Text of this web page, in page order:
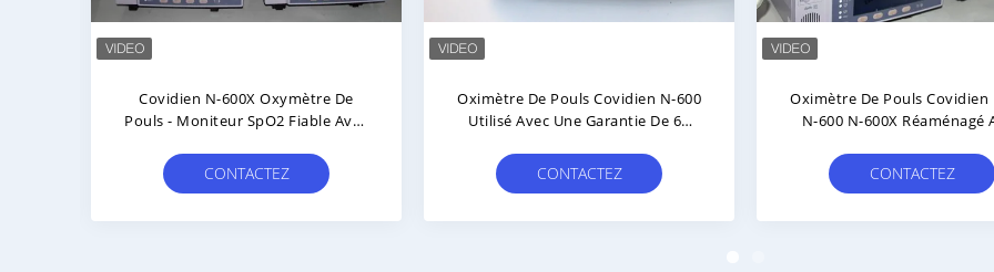
595 N-600 N-600X A Employé
L'oxymètre D'impulsion/la
Saturation Detecter De L'oxygène
De Sang De Mindray PM-50 PM50
Par Matériel Médical
Carte Mère D'oxymètre TRUSAT
Réf. 6050-0006 Pour La Réparation